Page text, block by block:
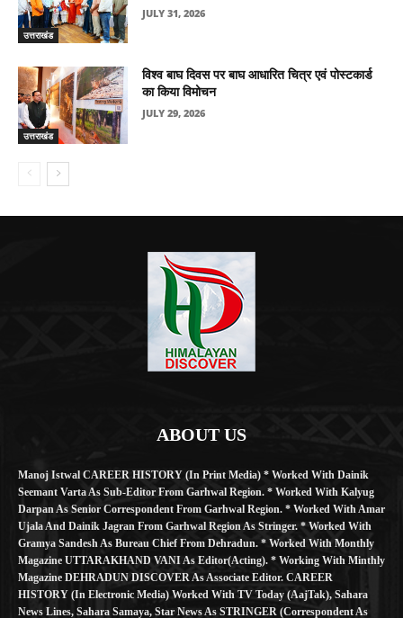
उत्तराखंड
JULY 31, 2026
उत्तराखंड
विश्व बाघ दिवस पर बाघ आधारित चित्र एवं पोस्टकार्ड
का किया विमोचन
JULY 29, 2026
ABOUT US
Manoj Istwal CAREER HISTORY (in Print Media) * Worked With Dainik
Seemant Varta As Sub-Editor From Garhwal Region. * Worked With Kalyug
Darpan As Senior Correspondent From Garhwal Region. * Worked With Amar
Ujala And Dainik Jagran From Garhwal Region As Stringer. * Worked With
Gramya Sandesh As Bureau Chief From Dehradun. * Worked With Monthly
Magazine UTTARAKHAND VANI As Editor(Acting). * Working With Minthly
Magazine DEHRADUN DISCOVER As Associate Editor. CAREER
HISTORY (in Electronic Media) Worked With TV Today (AajTak), Sahara
News Lines, Sahara Samaya, Star News As STRINGER (Correspondent As